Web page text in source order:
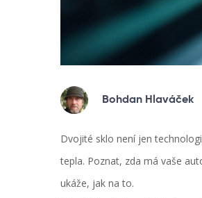
Bohdan Hlaváček
Dvojité sklo není jen
tepla. Poznat, zda má vaše
ukáže, jak na to.